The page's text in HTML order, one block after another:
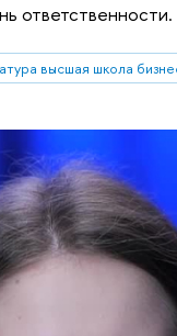
ответственности.
высшая школа